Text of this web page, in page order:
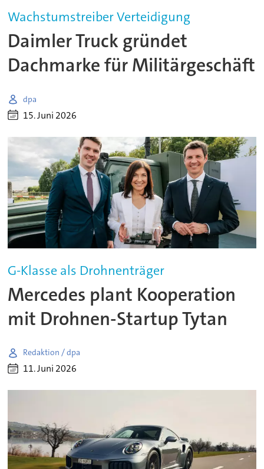
Wachstumstreiber Verteidigung
Daimler Truck gründet
Dachmarke für Militärgeschäft
dpa
15. Juni 2026
G-Klasse als Drohnenträger
Mercedes plant Kooperation
mit Drohnen-Startup Tytan
Redaktion / dpa
11. Juni 2026